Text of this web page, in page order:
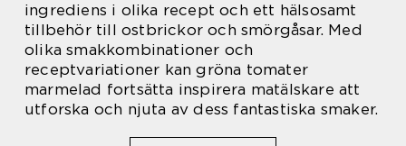
ingrediens i olika recept och ett hälsosamt
tillbehör till ostbrickor och smörgåsar. Med
olika smakkombinationer och
receptvariationer kan gröna tomater
marmelad fortsätta inspirera matälskare att
utforska och njuta av dess fantastiska smaker.